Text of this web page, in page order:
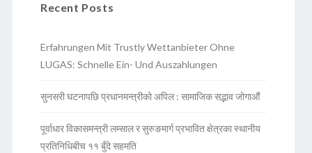
Recent Posts
Erfahrungen Mit Trustly Wettanbieter Ohne
LUGAS: Schnelle Ein- Und Auszahlungen
सुनसरी घटनापछि प्रधानमन्त्रीको अपिल : सामाजिक सद्भाव जोगाऔं
पूर्वाधार विकासमन्त्री लम्साल र सुरुङमार्ग प्रभावित क्षेत्रका स्थानीय
प्रतिनिधिबीच ११ बुँदे सहमति